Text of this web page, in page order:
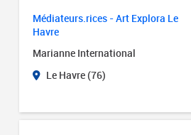
Médiateurs.rices - Art Explora Le
Havre
Marianne International
Le Havre (76)